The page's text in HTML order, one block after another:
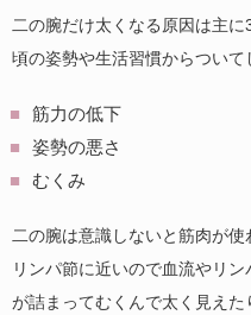
二の腕だけ太くなる原因は主
頃の姿勢や生活習慣からついて
筋力の低下
姿勢の悪さ
むくみ
二の腕は意識しないと筋肉が使
リンパ節に近いので血流やリ
が詰まってむくんで太く見えた